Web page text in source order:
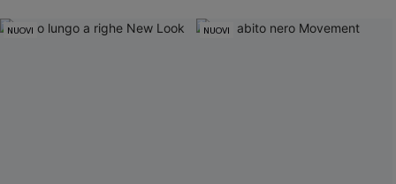
NUOVI NUOVI